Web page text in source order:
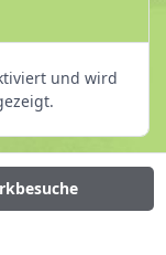
und wird